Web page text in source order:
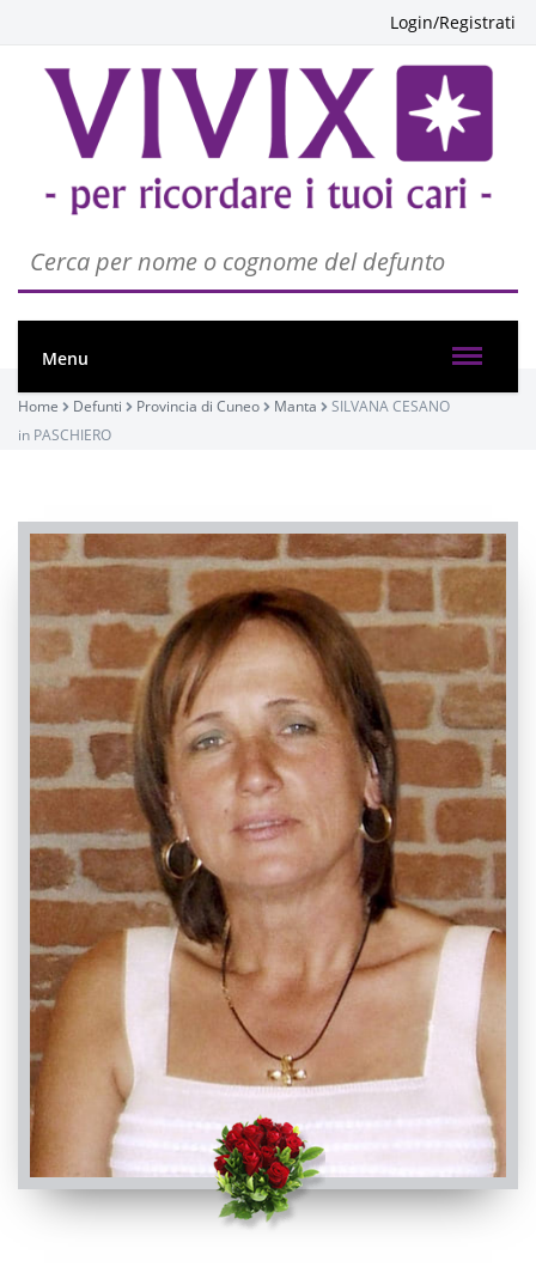
Login/Registrati
Menu
Home Defunti Provincia di Cuneo Manta
SILVANA CESANO
in PASCHIERO
PASSATE:
5° ANNIVERSARIO
Manta, Santa Maria degli Angeli
03/05/2025 18:00
Visibile a tutti gli utenti
INVIA CONDOGLIANZE